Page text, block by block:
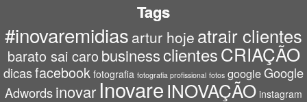
Tags
#inovaremidias artur hoje atrair clientes
barato sai caro businessclientesCRIAÇÃO
dicasfacebook fotografia fotografia profissional fotos google Google
Adwordsinovar InovareINOVAÇÃO instagram